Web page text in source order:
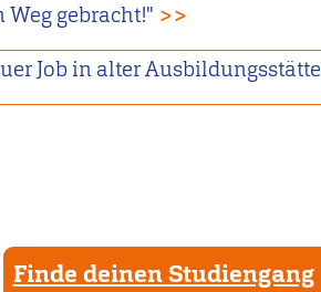
gebracht!" >>
Job in alter Ausbildungsstätte
Finde deinen Studiengang